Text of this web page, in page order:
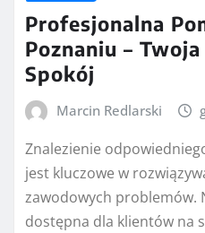
Profesjonalna
Poznaniu –
Spokój
Marcin Redlarski
Znalezienie
jest kluczowe w
zawodowych problemów.
dostępna dla klientów na